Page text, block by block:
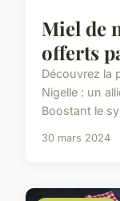
Miel de
offerts
Découvrez la
Nigelle : un
Boostant le
30 mars 2024